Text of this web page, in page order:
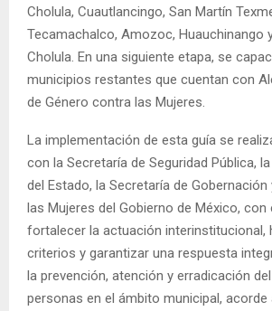
Cholula, Cuautlancingo, San Martín
Tecamachalco, Amozoc, Huauchinango
Cholula. En una siguiente etapa, se
municipios restantes que cuentan con
de Género contra las Mujeres.
La implementación de esta guía se
con la Secretaría de Seguridad Pública,
del Estado, la Secretaría de Gobernación
las Mujeres del Gobierno de México, con
fortalecer la actuación interinstitucional,
criterios y garantizar una respuesta
la prevención, atención y erradicación
personas en el ámbito municipal, acorde